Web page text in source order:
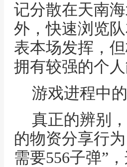
记分散在天南
外，快速浏览
表本场发挥，
拥有较强的个
游戏进程中
真正的辨别
的物资分享行
需要556子弹”